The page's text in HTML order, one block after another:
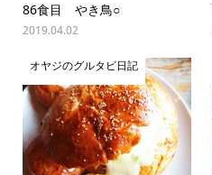
86食目 やき鳥○
2019.04.02
オヤジのグルタビ日記